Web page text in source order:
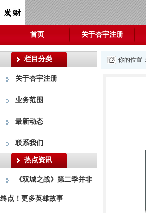
首页 关于杏宇注册
栏目分类
关于杏宇注册
业务范围
最新动态
联系我们
热点资讯
《双城之战》第二季并非
终点！更多英雄故事
你的位置：